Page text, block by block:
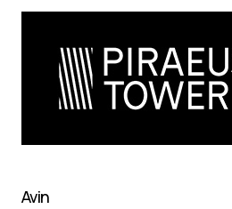
Avin